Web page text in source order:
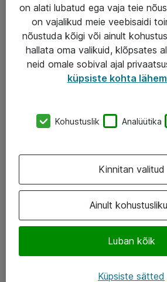
Turva- ja nõrkvoolulahendused
AS ATEA
+372 659 3591
Järvevana tee 7b, 10112 Tallinn
Facebook
on alati lubatud ega vaja teie
on vajalikud meie veebisaidi
nõustuda kõigi või ainult
hallata oma valikuid, klõpsates
neid omale sobival ajal
küpsiste kohta
Kohustuslik Analüütika
Ainult
Luban kõik
Kinnitan valitud
Küpsiste sätted